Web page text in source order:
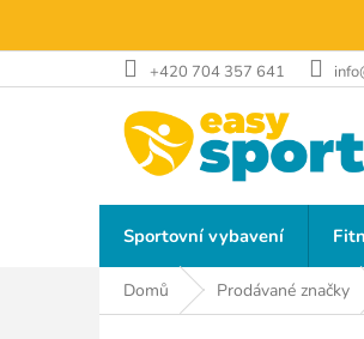
obsah
+420 704 357 641
Sportovní vybavení
Domů Prodávané značky
P